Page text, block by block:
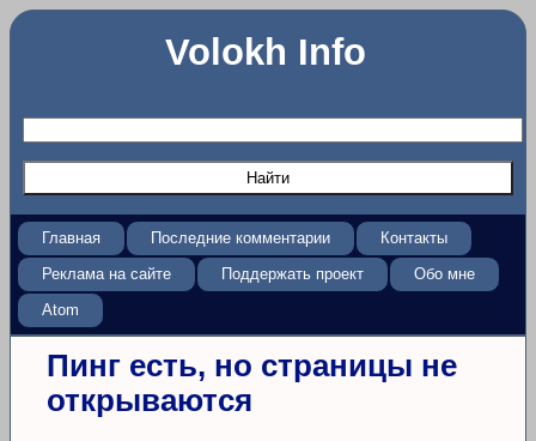
Volokh Info
Главная Последние комментарии
Контакты
Реклама на сайте
Поддержать проект
Обо мне
Atom
Пинг есть, но страницы не
открываются